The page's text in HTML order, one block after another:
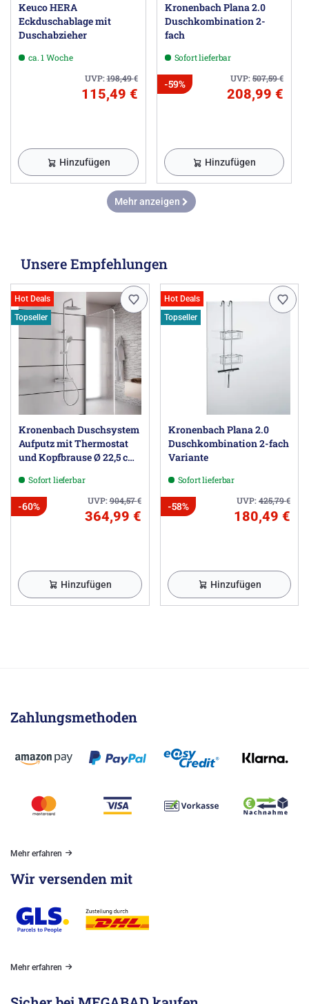
Keuco HERA
Eckduschablage mit
Duschabzieher
ca. 1 Woche
UVP:198,49€
115,49 €
Hinzufügen
Kronenbach Plana 2.0
Duschkombination 2-
fach
Sofort lieferbar
UVP:507,59€
-59%
208,99 €
Hinzufügen
Mehr anzeigen
Unsere Empfehlungen
Hot Deals
Topseller
Kronenbach Duschsystem
Aufputz mit Thermostat
und Kopfbrause Ø 22,5 cm,
Sofort lieferbar
UVP:904,57€
-60%
364,99 €
Hinzufügen
Hot Deals
Topseller
Kronenbach Plana 2.0
Duschkombination 2-fach
Variante
Sofort lieferbar
UVP:425,79€
-58%
180,49 €
Hinzufügen
Zahlungsmethoden
Mehr erfahren
Wir versenden mit
Mehr erfahren